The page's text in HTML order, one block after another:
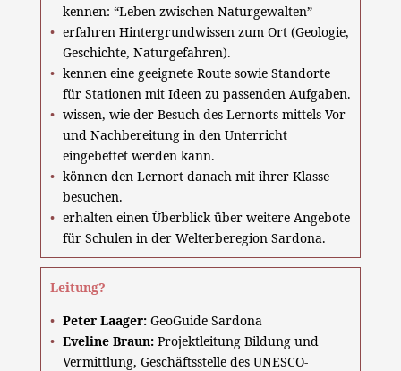
kennen: “Leben zwischen Naturgewalten”
erfahren Hintergrundwissen zum Ort (Geologie,
Geschichte, Naturgefahren).
kennen eine geeignete Route sowie Standorte
für Stationen mit Ideen zu passenden Aufgaben.
wissen, wie der Besuch des Lernorts mittels Vor-
und Nachbereitung in den Unterricht
eingebettet werden kann.
können den Lernort danach mit ihrer Klasse
besuchen.
erhalten einen Überblick über weitere Angebote
für Schulen in der Welterberegion Sardona.
Leitung?
Peter Laager:GeoGuide Sardona
Eveline Braun:Projektleitung Bildung und
Vermittlung, Geschäftsstelle des UNESCO-